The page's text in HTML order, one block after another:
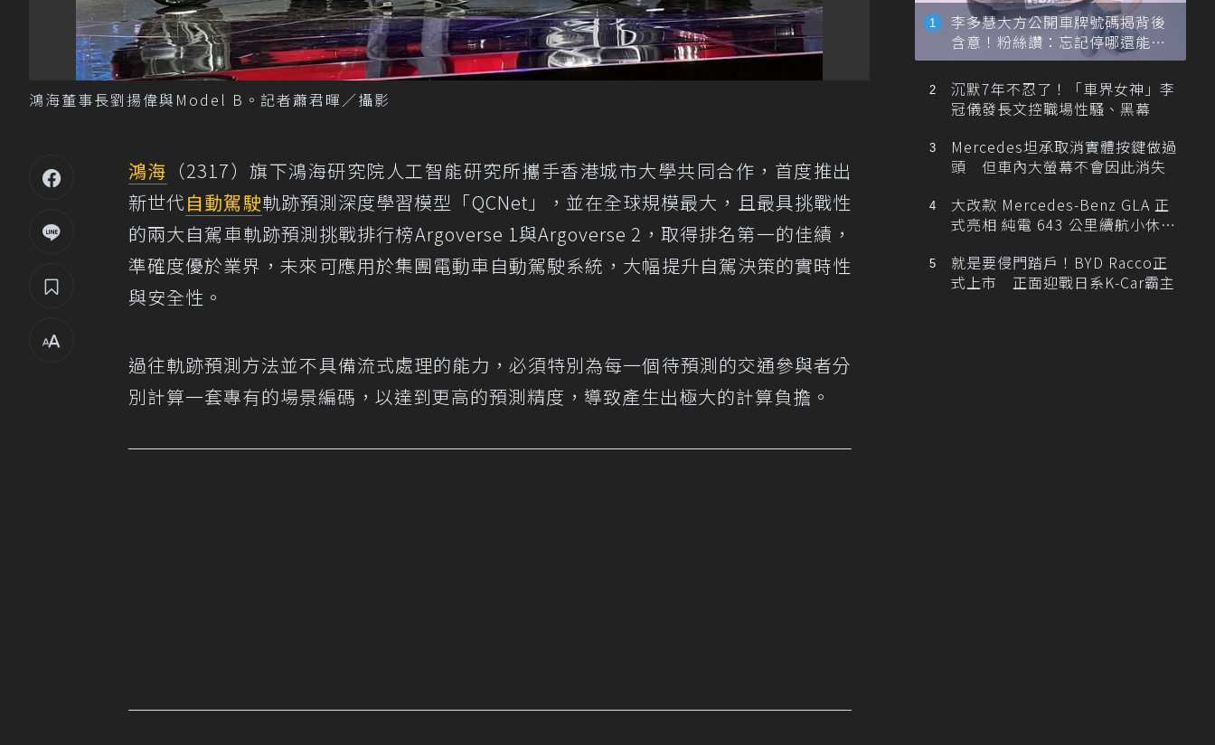
鴻海董事長劉揚偉與Model B。記者蕭君暉／攝影
鴻海 （2317）旗下鴻海研究院人工智能研究所攜手香港城市大學共同合作，首度推出
新世代自動駕駛軌跡預測深度學習模型「QCNet」，並在全球規模最大，且最具挑戰性
的兩大自駕車軌跡預測挑戰排行榜Argoverse 1與Argoverse 2，取得排名第一的佳績，
準確度優於業界，未來可應用於集團電動車自動駕駛系統，大幅提升自駕決策的實時性
與安全性。
過往軌跡預測方法並不具備流式處理的能力，必須特別為每一個待預測的交通參與者分
別計算一套專有的場景編碼，以達到更高的預測精度，導致產生出極大的計算負擔。
李多慧大方公開車牌號碼揭背後
含意！粉絲讚：忘記停哪還能幫
忙找車
沉默7年不忍了！「車界女神」李
冠儀發長文控職場性騷、黑幕
Mercedes坦承取消實體按鍵做過
頭 但車內大螢幕不會因此消失
大改款 Mercedes-Benz GLA 正
式亮相 純電 643 公里續航小休
就是要侵門踏戶！BYD Racco正
式上市 正面迎戰日系K-Car霸主